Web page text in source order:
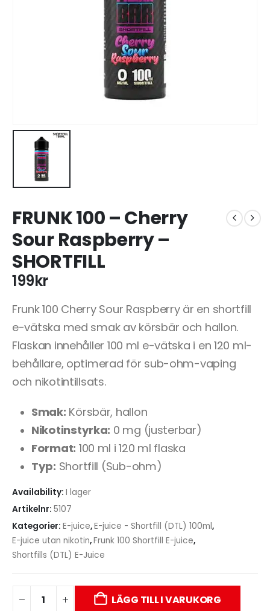
FRUNK 100 – Cherry
Sour Raspberry –
SHORTFILL
199kr
Frunk 100 Cherry Sour Raspberry är en shortfill
e-vätska med smak av körsbär och hallon.
Flaskan innehåller 100 ml e-vätska i en 120 ml-
behållare, optimerad för sub-ohm-vaping
och nikotintillsats.
Smak: Körsbär, hallon
Nikotinstyrka: 0 mg (justerbar)
Format: 100 ml i 120 ml flaska
Typ: Shortfill (Sub-ohm)
Availability: I lager
Artikelnr: 5107
Kategorier: E-juice,E-juice - Shortfill (DTL) 100ml,
E-juice utan nikotin,Frunk 100 Shortfill E-juice,
Shortfills (DTL) E-Juice
LÄGG TILL I VARUKORG